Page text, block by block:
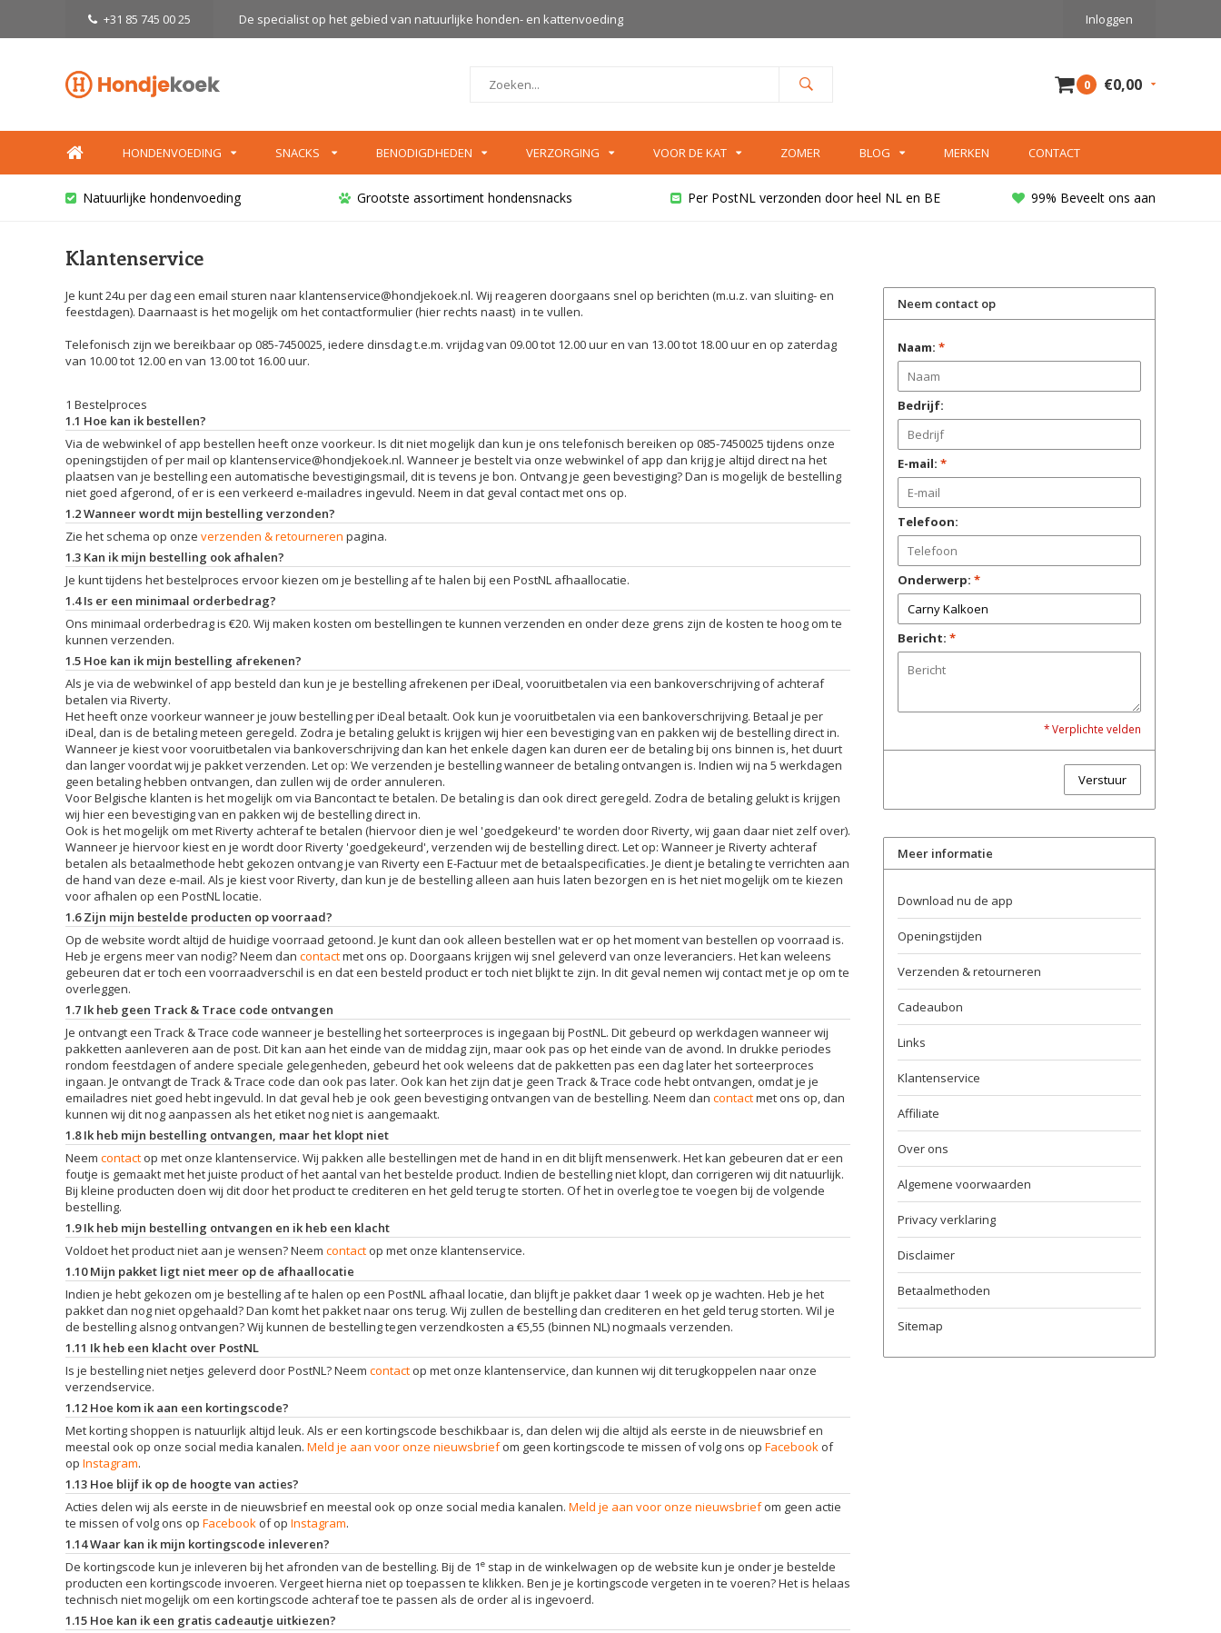
+31 85 745 00 25 De specialist op het gebied van natuurlijke honden- en kattenvoeding Inloggen
0 €0,00
HONDENVOEDING SNACKS BENODIGDHEDEN VERZORGING VOOR DE KAT ZOMER BLOG MERKEN CONTACT
Natuurlijke hondenvoeding Grootste assortiment hondensnacks Per PostNL verzonden door heel NL en BE 99% Beveelt ons aan
Klantenservice
Je kunt 24u per dag een email sturen naarklantenservice@hondjekoek.nl. Wij reageren doorgaans snel op berichten (m.u.z. van sluiting- en
feestdagen). Daarnaast is het mogelijk om het contactformulier (hier rechts naast) in te vullen.
Telefonisch zijn we bereikbaar op 085-7450025, iedere dinsdag t.e.m. vrijdag van 09.00 tot 12.00 uur en van 13.00 tot 18.00 uur en op zaterdag
van 10.00 tot 12.00 en van 13.00 tot 16.00 uur.
1 Bestelproces
1.1 Hoe kan ik bestellen?
Via de webwinkel of app bestellen heeft onze voorkeur. Is dit niet mogelijk dan kun je ons telefonisch bereiken op 085-7450025 tijdens onze
openingstijden of per mail op klantenservice@hondjekoek.nl. Wanneer je bestelt via onze webwinkel of app dan krijg je altijd direct na het
plaatsen van je bestelling een automatische bevestigingsmail, dit is tevens je bon. Ontvang je geen bevestiging? Dan is mogelijk de bestelling
niet goed afgerond, of er is een verkeerd e-mailadres ingevuld. Neem in dat geval contact met ons op.
1.2 Wanneer wordt mijn bestelling verzonden?
Zie het schema op onze verzenden & retourneren pagina.
1.3 Kan ik mijn bestelling ook afhalen?
Je kunt tijdens het bestelproces ervoor kiezen om je bestelling af te halen bij een PostNL afhaallocatie.
1.4 Is er een minimaal orderbedrag?
Ons minimaal orderbedrag is €20. Wij maken kosten om bestellingen te kunnen verzenden en onder deze grens zijn de kosten te hoog om te
kunnen verzenden.
1.5 Hoe kan ik mijn bestelling afrekenen?
Als je via de webwinkel of app besteld dan kun je je bestelling afrekenen per iDeal, vooruitbetalen via een bankoverschrijving of achteraf
betalen via Riverty.
Het heeft onze voorkeur wanneer je jouw bestelling per iDeal betaalt. Ook kun je vooruitbetalen via een bankoverschrijving. Betaal je per
iDeal, dan is de betaling meteen geregeld. Zodra je betaling gelukt is krijgen wij hier een bevestiging van en pakken wij de bestelling direct in.
Wanneer je kiest voor vooruitbetalen via bankoverschrijving dan kan het enkele dagen kan duren eer de betaling bij ons binnen is, het duurt
dan langer voordat wij je pakket verzenden. Let op: We verzenden je bestelling wanneer de betaling ontvangen is. Indien wij na 5 werkdagen
geen betaling hebben ontvangen, dan zullen wij de order annuleren.
Voor Belgische klanten is het mogelijk om via Bancontact te betalen. De betaling is dan ook direct geregeld. Zodra de betaling gelukt is krijgen
wij hier een bevestiging van en pakken wij de bestelling direct in.
Ook is het mogelijk om met Riverty achteraf te betalen (hiervoor dien je wel 'goedgekeurd' te worden door Riverty, wij gaan daar niet zelf over).
Wanneer je hiervoor kiest en je wordt door Riverty 'goedgekeurd', verzenden wij de bestelling direct. Let op: Wanneer je Riverty achteraf
betalen als betaalmethode hebt gekozen ontvang je van Riverty een E-Factuur met de betaalspecificaties. Je dient je betaling te verrichten aan
de hand van deze e-mail. Als je kiest voor Riverty, dan kun je de bestelling alleen aan huis laten bezorgen en is het niet mogelijk om te kiezen
voor afhalen op een PostNL locatie.
1.6 Zijn mijn bestelde producten op voorraad?
Op de website wordt altijd de huidige voorraad getoond. Je kunt dan ook alleen bestellen wat er op het moment van bestellen op voorraad is.
Heb je ergens meer van nodig? Neem dan contactmet ons op. Doorgaans krijgen wij snel geleverd van onze leveranciers. Het kan weleens
gebeuren dat er toch een voorraadverschil is en dat een besteld product er toch niet blijkt te zijn. In dit geval nemen wij contact met je op om te
overleggen.
1.7 Ik heb geen Track & Trace code ontvangen
Je ontvangt een Track & Trace code wanneer je bestelling het sorteerproces is ingegaan bij PostNL. Dit gebeurd op werkdagen wanneer wij
pakketten aanleveren aan de post. Dit kan aan het einde van de middag zijn, maar ook pas op het einde van de avond. In drukke periodes
rondom feestdagen of andere speciale gelegenheden, gebeurd het ook weleens dat de pakketten pas een dag later het sorteerproces
ingaan. Je ontvangt de Track & Trace code dan ook pas later. Ook kan het zijn dat je geen Track & Trace code hebt ontvangen, omdat je je
emailadres niet goed hebt ingevuld. In dat geval heb je ook geen bevestiging ontvangen van de bestelling. Neem dan contactmet ons op, dan
kunnen wij dit nog aanpassen als het etiket nog niet is aangemaakt.
1.8 Ik heb mijn bestelling ontvangen, maar het klopt niet
Neem contact op met onze klantenservice. Wij pakken alle bestellingen met de hand in en dit blijft mensenwerk. Het kan gebeuren dat er een
foutje is gemaakt met het juiste product of het aantal van het bestelde product. Indien de bestelling niet klopt, dan corrigeren wij dit natuurlijk.
Bij kleine producten doen wij dit door het product te crediteren en het geld terug te storten. Of het in overleg toe te voegen bij de volgende
bestelling.
1.9 Ik heb mijn bestelling ontvangen en ik heb een klacht
Voldoet het product niet aan je wensen? Neem contact op met onze klantenservice.
1.10 Mijn pakket ligt niet meer op de afhaallocatie
Indien je hebt gekozen om je bestelling af te halen op een PostNL afhaal locatie, dan blijft je pakket daar 1 week op je wachten. Heb je het
pakket dan nog niet opgehaald? Dan komt het pakket naar ons terug. Wij zullen de bestelling dan crediteren en het geld terug storten. Wil je
de bestelling alsnog ontvangen? Wij kunnen de bestelling tegen verzendkosten a €5,55 (binnen NL) nogmaals verzenden.
1.11 Ik heb een klacht over PostNL
Is je bestelling niet netjes geleverd door PostNL? Neem contact op met onze klantenservice, dan kunnen wij dit terugkoppelen naar onze
verzendservice.
1.12 Hoe kom ik aan een kortingscode?
Met korting shoppen is natuurlijk altijd leuk. Als er een kortingscode beschikbaar is, dan delen wij die altijd als eerste in de nieuwsbrief en
meestal ook op onze social media kanalen. Meld je aan voor onze nieuwsbriefom geen kortingscode te missen of volg ons op Facebook of
op Instagram.
1.13 Hoe blijf ik op de hoogte van acties?
Acties delen wij als eerste in de nieuwsbrief en meestal ook op onze social media kanalen. Meld je aan voor onze nieuwsbriefom geen actie
te missen of volg ons op Facebook of op Instagram.
1.14 Waar kan ik mijn kortingscode inleveren?
De kortingscode kun je inleveren bij het afronden van de bestelling. Bij de 1e stap in de winkelwagen op de website kun je onder je bestelde
producten een kortingscode invoeren. Vergeet hierna niet op toepassen te klikken. Ben je je kortingscode vergeten in te voeren? Het is helaas
technisch niet mogelijk om een kortingscode achteraf toe te passen als de order al is ingevoerd.
1.15 Hoe kan ik een gratis cadeautje uitkiezen?
Neem contact op
Naam: *
Bedrijf:
E-mail: *
Telefoon:
Onderwerp: *
Bericht: *
* Verplichte velden
Verstuur
Meer informatie
Download nu de app
Openingstijden
Verzenden & retourneren
Cadeaubon
Links
Klantenservice
Affiliate
Over ons
Algemene voorwaarden
Privacy verklaring
Disclaimer
Betaalmethoden
Sitemap